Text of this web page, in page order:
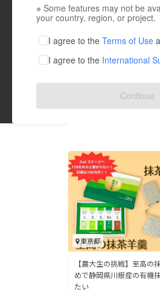
アー
テク
映像
ビジ
まち
※ Some features may not be
your country, region, or project.
I agree to the Terms of Use
I agree to the International
Continue
東京都
【農大生の挑戦】至高の
めで静岡県川根産の有機
たい